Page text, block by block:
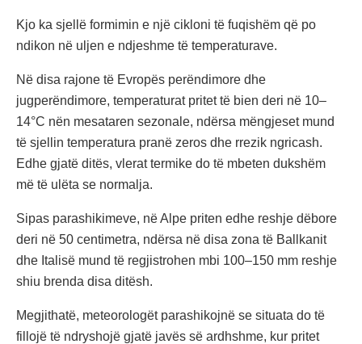
Kjo ka sjellë formimin e një cikloni të fuqishëm që po
ndikon në uljen e ndjeshme të temperaturave.
Në disa rajone të Evropës perëndimore dhe
jugperëndimore, temperaturat pritet të bien deri në 10–
14°C nën mesataren sezonale, ndërsa mëngjeset mund
të sjellin temperatura pranë zeros dhe rrezik ngricash.
Edhe gjatë ditës, vlerat termike do të mbeten dukshëm
më të ulëta se normalja.
Sipas parashikimeve, në Alpe priten edhe reshje dëbore
deri në 50 centimetra, ndërsa në disa zona të Ballkanit
dhe Italisë mund të regjistrohen mbi 100–150 mm reshje
shiu brenda disa ditësh.
Megjithatë, meteorologët parashikojnë se situata do të
fillojë të ndryshojë gjatë javës së ardhshme, kur pritet